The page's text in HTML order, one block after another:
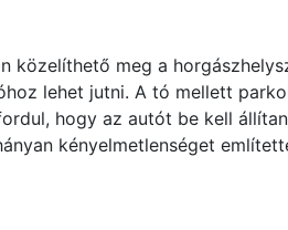
közelíthető meg a
lehet jutni. A tó mellett
hogy az autót be kell
kényelmetlenséget